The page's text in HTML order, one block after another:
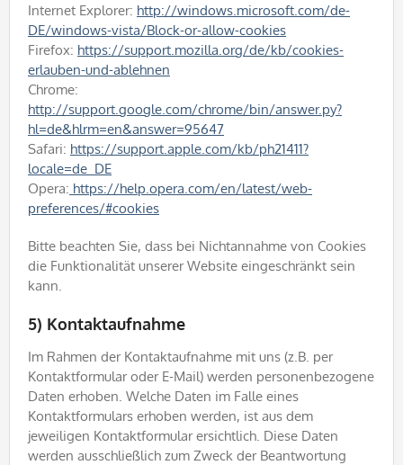
Internet Explorer: http://windows.microsoft.com/de-
DE/windows-vista/Block-or-allow-cookies
Firefox: https://support.mozilla.org/de/kb/cookies-
erlauben-und-ablehnen
Chrome:
http://support.google.com/chrome/bin/answer.py?
hl=de&hlrm=en&answer=95647
Safari: https://support.apple.com/kb/ph21411?
locale=de_DE
Opera: https://help.opera.com/en/latest/web-
preferences/#cookies
Bitte beachten Sie, dass bei Nichtannahme von Cookies
die Funktionalität unserer Website eingeschränkt sein
kann.
5) Kontaktaufnahme
Im Rahmen der Kontaktaufnahme mit uns (z.B. per
Kontaktformular oder E-Mail) werden personenbezogene
Daten erhoben. Welche Daten im Falle eines
Kontaktformulars erhoben werden, ist aus dem
jeweiligen Kontaktformular ersichtlich. Diese Daten
werden ausschließlich zum Zweck der Beantwortung